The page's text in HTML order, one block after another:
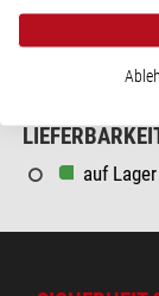
PREIS
350 - 580 $
auf Lager